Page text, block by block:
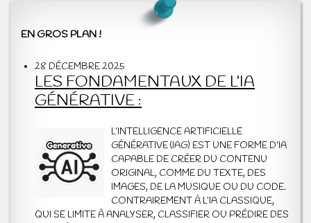
EN GROS PLAN !
28 DÉCEMBRE 2025
LES FONDAMENTAUX DE L’IA
GÉNÉRATIVE :
L’INTELLIGENCE ARTIFICIELLE
GÉNÉRATIVE (IAG) EST UNE FORME D’IA
CAPABLE DE CRÉER DU CONTENU
ORIGINAL, COMME DU TEXTE, DES
IMAGES, DE LA MUSIQUE OU DU CODE.
CONTRAIREMENT À L’IA CLASSIQUE,
QUI SE LIMITE À ANALYSER, CLASSIFIER OU PRÉDIRE DES